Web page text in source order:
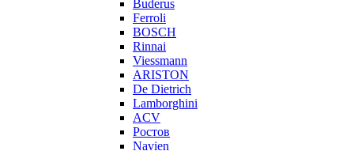
Buderus
Ferroli
BOSCH
Rinnai
Viessmann
ARISTON
De Dietrich
Lamborghini
ACV
Ростов
Navien